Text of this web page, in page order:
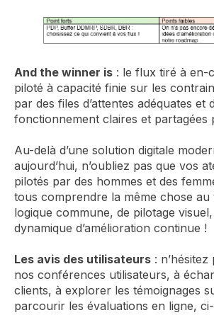
And the winner is : le flux tiré à en-
piloté à capacité finie sur les
par des files d’attentes adéquates et
fonctionnement claires et partagées
Au-delà d’une solution digitale
aujourd’hui, n’oubliez pas que vos
pilotés par des hommes et des
tous comprendre la même chose au
logique commune, de pilotage visuel,
dynamique d’amélioration continue !
Les avis des utilisateurs :
nos conférences utilisateurs, à
clients, à explorer les témoignages
parcourir les évaluations en ligne,